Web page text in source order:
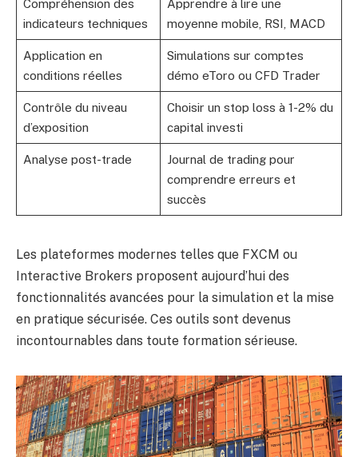
Compréhension des
indicateurs techniques
Apprendre à lire une
moyenne mobile, RSI, MACD
Application en
conditions réelles
Simulations sur comptes
démo eToro ou CFD Trader
Contrôle du niveau
d’exposition
Choisir un stop loss à 1-2% du
capital investi
Analyse post-trade
Journal de trading pour
comprendre erreurs et
succès
Les plateformes modernes telles que FXCM ou
Interactive Brokers proposent aujourd’hui des
fonctionnalités avancées pour la simulation et la mise
en pratique sécurisée. Ces outils sont devenus
incontournables dans toute formation sérieuse.